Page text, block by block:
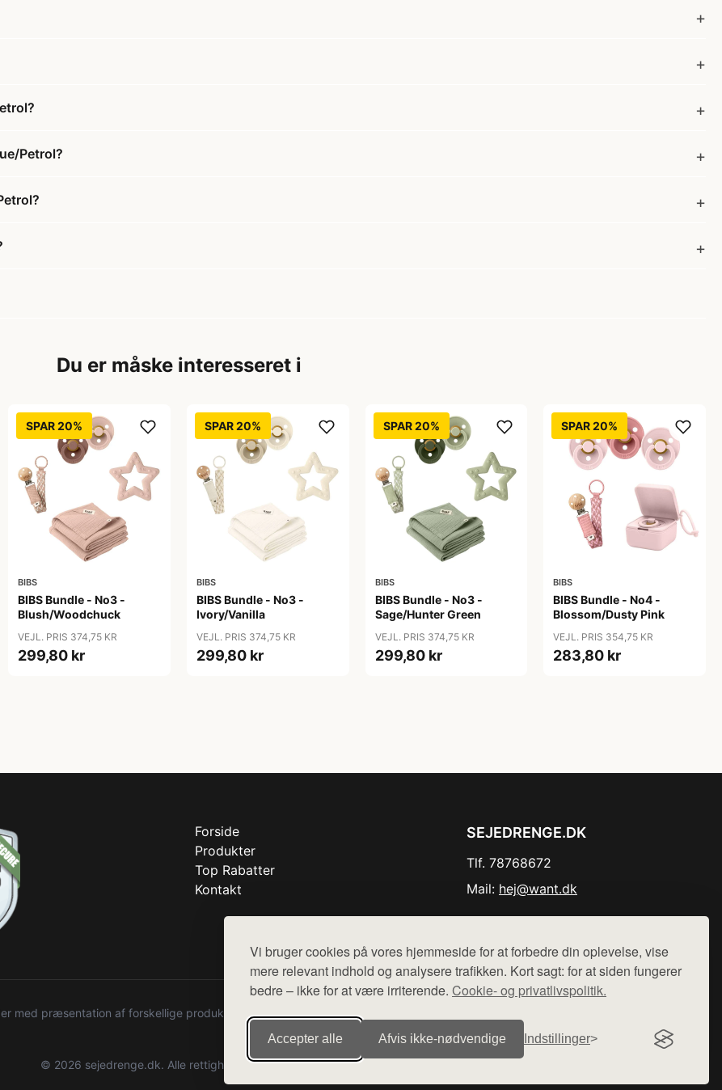
Vi bruger cookies på vores hjemmeside for at forbedre din oplevelse, vise
mere relevant indhold og analysere trafikken. Kort sagt: for at siden fungerer
bedre – ikke for at være irriterende. Cookie- og privatlivspolitik.
Accepter alle Afvis ikke‑nødvendige Indstillinger
Petrol?
Du er måske interesseret i
SPAR 20%
BIBS
BIBS Bundle - No3 -
Blush/Woodchuck
VEJL. PRIS 374,75 KR
299,80 kr
SPAR 20%
BIBS
BIBS Bundle - No3 -
Ivory/Vanilla
VEJL. PRIS 374,75 KR
299,80 kr
SPAR 20%
BIBS
BIBS Bundle - No3 -
Sage/Hunter Green
VEJL. PRIS 374,75 KR
299,80 kr
SPAR 20%
BIBS
BIBS Bundle - No4 -
Blossom/Dusty Pink
VEJL. PRIS 354,75 KR
283,80 kr
Forside
Produkter
Top Rabatter
Kontakt
SEJEDRENGE.DK
Tlf. 78768672
Mail: hej@want.dk
med præsentation af forskellige produkter fra diverse webshops. Der sælges ikke varer fra denne side - vi henviser til de shops,
© 2026 sejedrenge.dk. Alle rettigheder forbeholdes.